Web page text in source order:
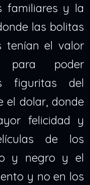
familiares y la
las bolitas
tenían el valor
para poder
figuritas del
el dolar, donde
felicidad y
de los
y negro y el
y no en los